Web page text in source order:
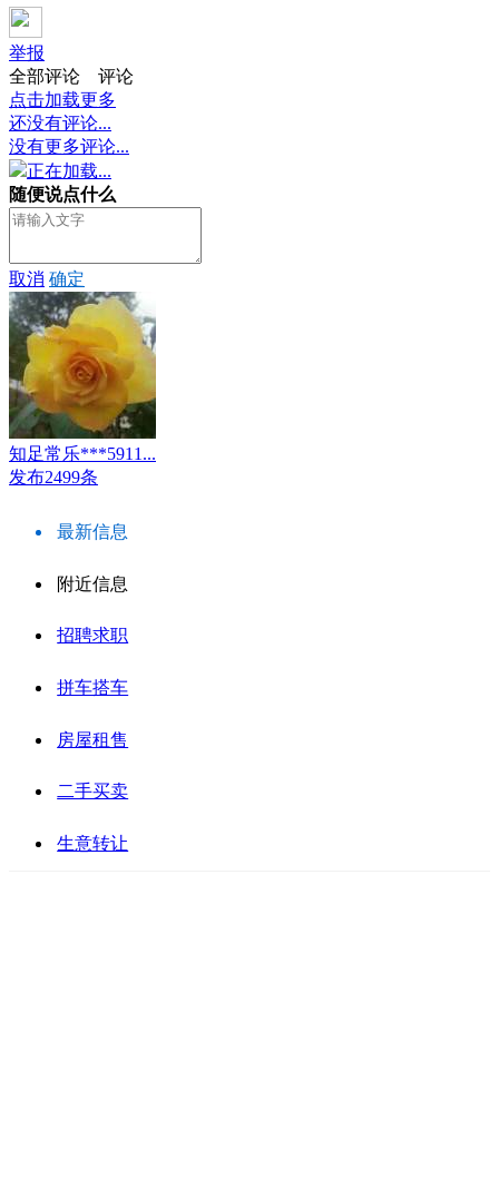
举报
全部评论
评论
点击加载更多
还没有评论...
没有更多评论...
正在加载...
随便说点什么
取消 确定
知足常乐***5911...
发布2499条
最新信息
附近信息
招聘求职
拼车搭车
房屋租售
二手买卖
生意转让